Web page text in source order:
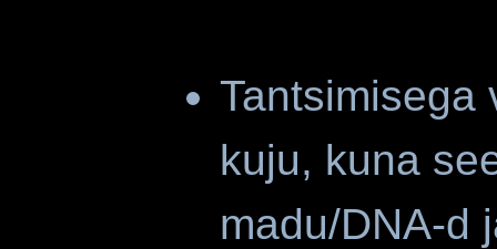
Tantsimisega
kuju, kuna
madu/DNA-d